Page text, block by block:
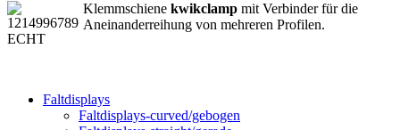
Klemmschiene kwikclamp mit Verbinder für die
Aneinanderreihung von mehreren Profilen.
Faltdisplays
Faltdisplays-curved/gebogen